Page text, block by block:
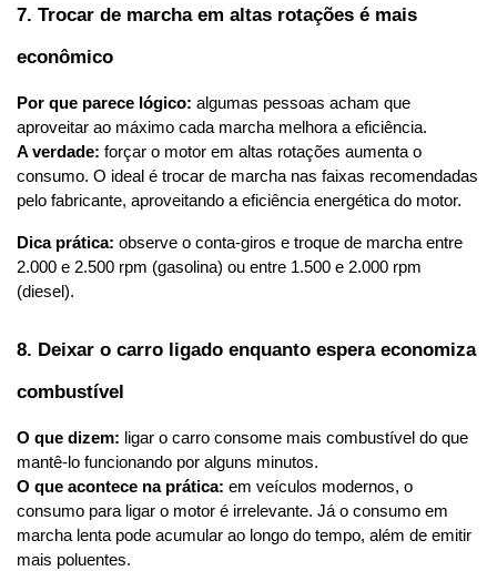
7. Trocar de marcha em altas rotações é mais
econômico
Por que parece lógico: algumas pessoas acham que
aproveitar ao máximo cada marcha melhora a eficiência.
A verdade: forçar o motor em altas rotações aumenta o
consumo. O ideal é trocar de marcha nas faixas recomendadas
pelo fabricante, aproveitando a eficiência energética do motor.
Dica prática: observe o conta-giros e troque de marcha entre
2.000 e 2.500 rpm (gasolina) ou entre 1.500 e 2.000 rpm
(diesel).
8. Deixar o carro ligado enquanto espera economiza
combustível
O que dizem: ligar o carro consome mais combustível do que
mantê-lo funcionando por alguns minutos.
O que acontece na prática: em veículos modernos, o
consumo para ligar o motor é irrelevante. Já o consumo em
marcha lenta pode acumular ao longo do tempo, além de emitir
mais poluentes.